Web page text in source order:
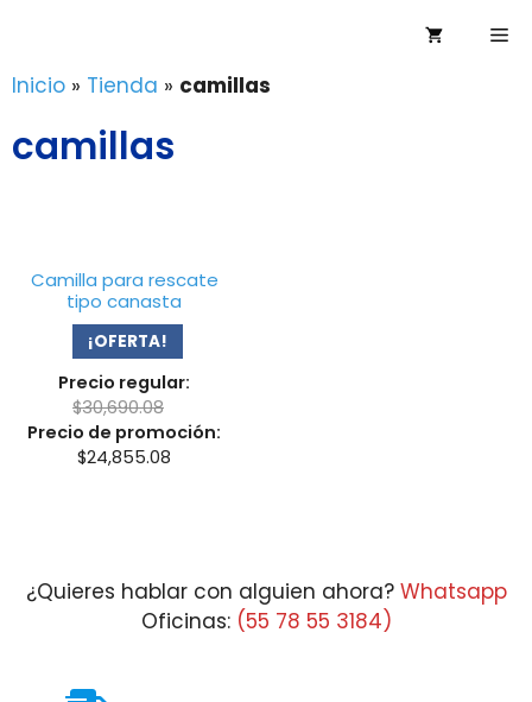
contenido
Inicio » Tienda » camillas
camillas
Camilla para rescate
tipo canasta
¡OFERTA!
Precio regular:
$30,690.08
Precio de promoción:
$24,855.08
¿Quieres hablar con alguien ahora? Whatsapp
Oficinas: (55 78 55 3184)